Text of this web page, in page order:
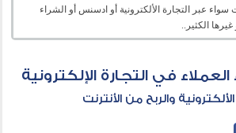
سواء عبر التجارة الألكترونية أو ادسنس أو الشراء
غيرها الكثير..
العملاء في التجارة الإلكترونية
الألكترونية والربح من الأنترنت